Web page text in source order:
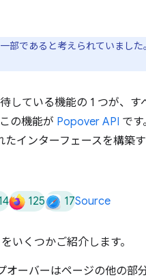
部であると考えられていました。
している機能の 1 つが、
の機能が Popover API で
たインターフェースを構築
125 17Source
いくつかご紹介します。
オーバーはページの他の部